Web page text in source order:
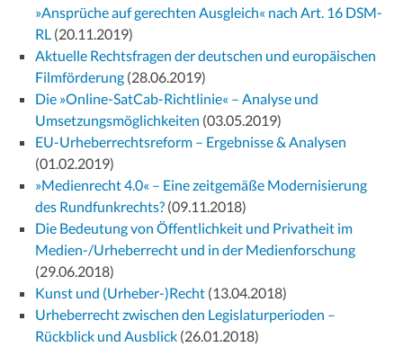
»Ansprüche auf gerechten Ausgleich« nach Art. 16 DSM-
RL (20.11.2019)
Aktuelle Rechtsfragen der deutschen und europäischen
Filmförderung (28.06.2019)
Die »Online-SatCab-Richtlinie« – Analyse und
Umsetzungsmöglichkeiten (03.05.2019)
EU-Urheberrechtsreform – Ergebnisse & Analysen
(01.02.2019)
»Medienrecht 4.0« – Eine zeitgemäße Modernisierung
des Rundfunkrechts? (09.11.2018)
Die Bedeutung von Öffentlichkeit und Privatheit im
Medien-/Urheberrecht und in der Medienforschung
(29.06.2018)
Kunst und (Urheber-)Recht (13.04.2018)
Urheberrecht zwischen den Legislaturperioden –
Rückblick und Ausblick (26.01.2018)